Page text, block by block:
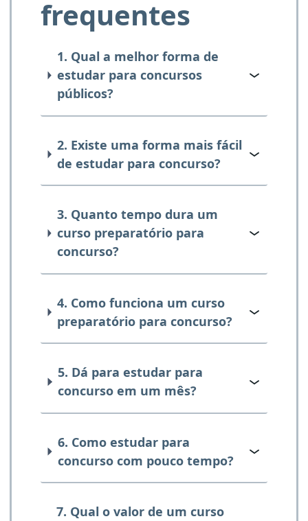
frequentes
1. Qual a melhor forma de
estudar para concursos
públicos?
2. Existe uma forma mais fácil
de estudar para concurso?
3. Quanto tempo dura um
curso preparatório para
concurso?
4. Como funciona um curso
preparatório para concurso?
5. Dá para estudar para
concurso em um mês?
6. Como estudar para
concurso com pouco tempo?
7. Qual o valor de um curso